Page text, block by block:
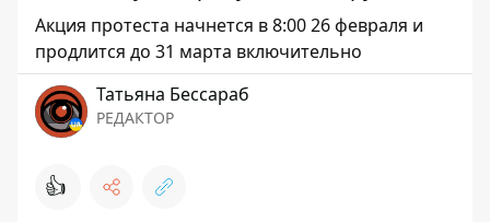
Акция протеста начнется в 8:00 26 февраля и
продлится до 31 марта включительно
Татьяна Бессараб
РЕДАКТОР
👍